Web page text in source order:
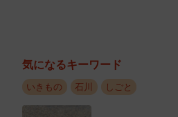
気になるキーワード
いきもの 石川 しごと